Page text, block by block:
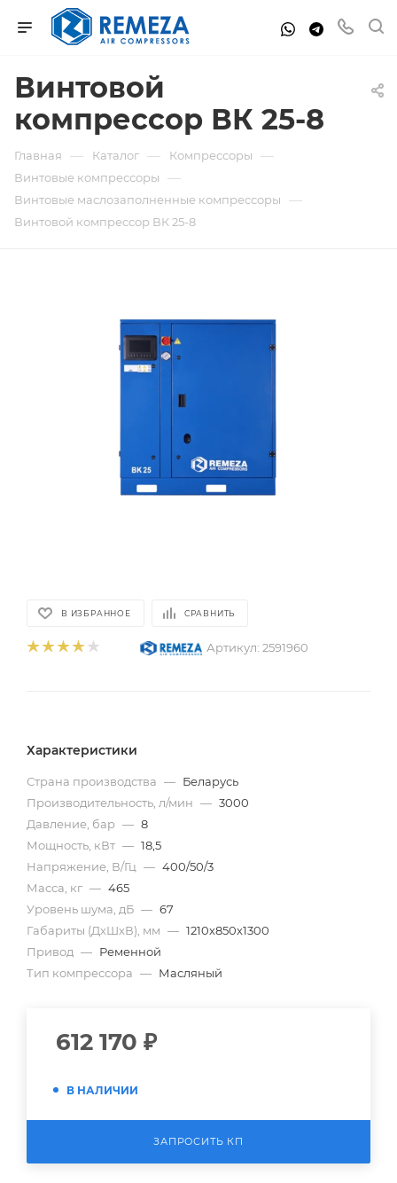
Винтовой
компрессор ВК 25-8
Главная — Каталог — Компрессоры —
Винтовые компрессоры —
Винтовые маслозаполненные компрессоры —
Винтовой компрессор ВК 25-8
В ИЗБРАННОЕ СРАВНИТЬ
Артикул: 2591960
Характеристики
Страна производства — Беларусь
Производительность, л/мин — 3000
Давление, бар — 8
Мощность, кВт — 18,5
Напряжение, В/Гц — 400/50/3
Масса, кг — 465
Уровень шума, дБ — 67
Габариты (ДхШхВ), мм — 1210х850х1300
Привод — Ременной
Тип компрессора — Масляный
612 170 ₽
В НАЛИЧИИ
ЗАПРОСИТЬ КП